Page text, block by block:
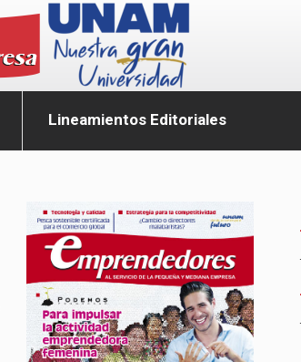
Lineamientos Editoriales